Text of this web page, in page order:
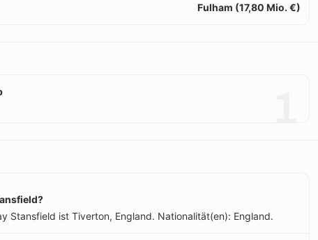
Fulham (17,80 Mio. €)
Stansfield ist Tiverton, England. Nationalität(en): England.